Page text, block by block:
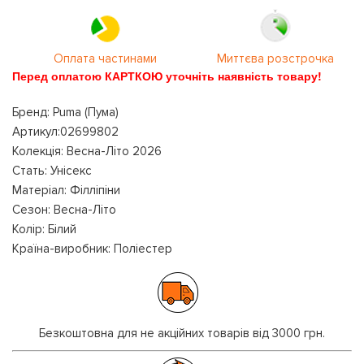
Оплата частинами Миттєва розстрочка
Перед оплатою КАРТКОЮ уточніть наявність товару!
Бренд: Puma (Пума)
Артикул:02699802
Колекція: Весна-Літо 2026
Стать: Унісекс
Матеріал: Філліпіни
Сезон: Весна-Літо
Колір: Білий
Країна-виробник: Поліестер
Безкоштовна для не акційних товарів від 3000 грн.